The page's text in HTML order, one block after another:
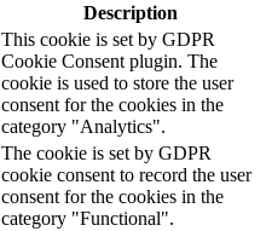
Description
This cookie is set by GDPR
Cookie Consent plugin. The
cookie is used to store the user
consent for the cookies in the
category "Analytics".
The cookie is set by GDPR
cookie consent to record the user
consent for the cookies in the
category "Functional".